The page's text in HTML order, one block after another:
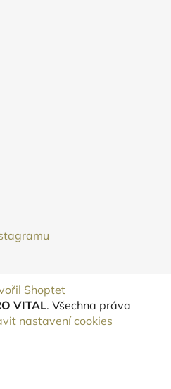
Shoptet
VITAL. Všechna práva
nastavení cookies